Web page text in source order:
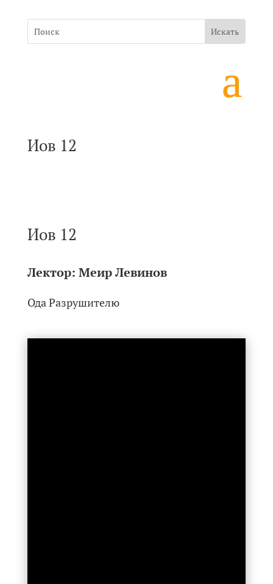
Иов 12
Иов 12
Лектор: Меир Левинов
Ода Разрушителю